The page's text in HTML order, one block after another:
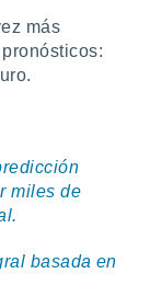
más
miles de
basada en